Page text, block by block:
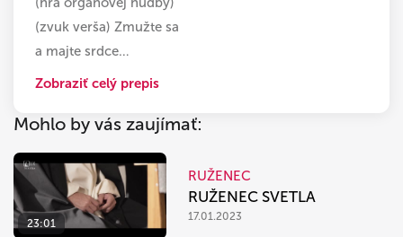
(zvuk verša) Zmužte sa
a majte srdce…
Zobraziť celý prepis
Mohlo by vás zaujímať:
23:01
RUŽENEC
RUŽENEC SVETLA
17.01.2023